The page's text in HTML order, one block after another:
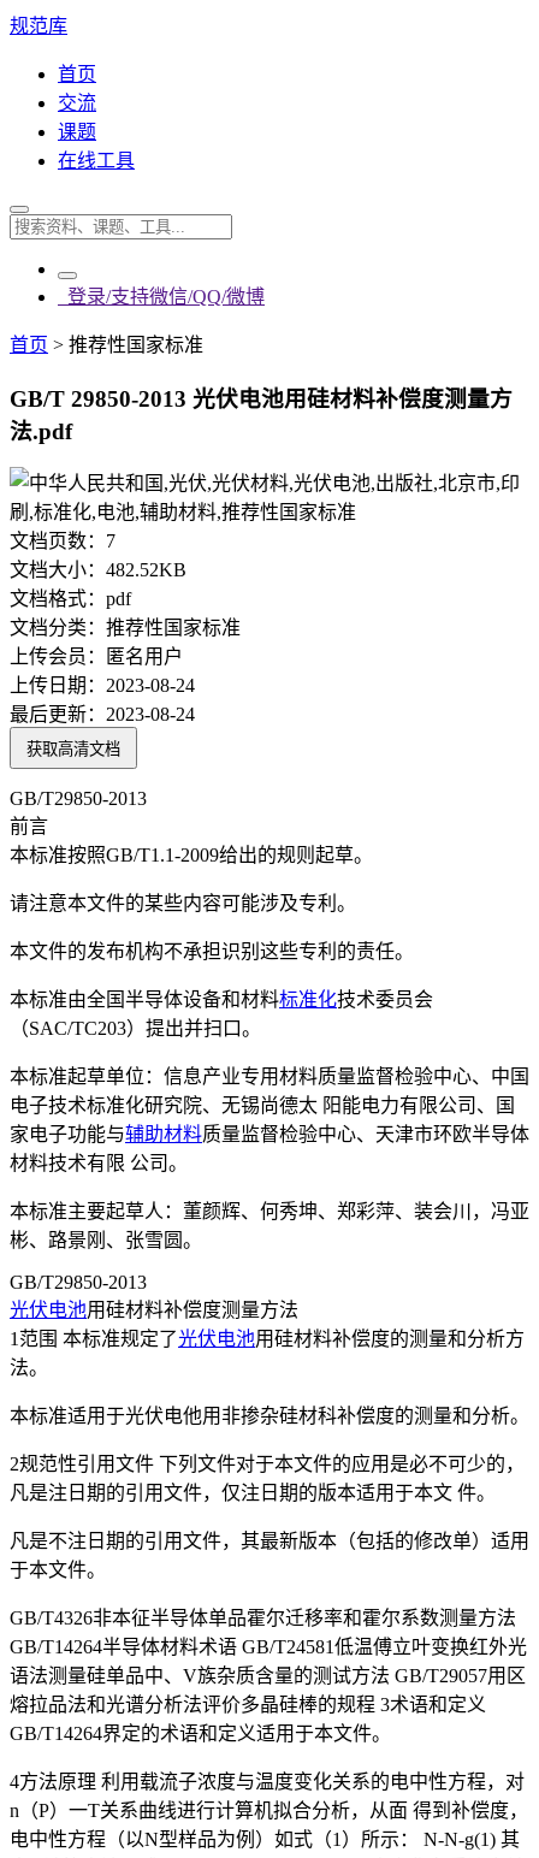
规范库
首页
交流
课题
在线工具
登录/支持微信/QQ/微博
首页 > 推荐性国家标准
GB/T 29850-2013 光伏电池用硅材料补偿度测量方
法.pdf
文档页数： 7
文档大小： 482.52KB
文档格式： pdf
文档分类： 推荐性国家标准
上传会员：
匿名用户
上传日期： 2023-08-24
最后更新： 2023-08-24
获取高清文档
GB/T29850-2013
前言
本标准按照GB/T1.1-2009给出的规则起草。
请注意本文件的某些内容可能涉及专利。
本文件的发布机构不承担识别这些专利的责任。
本标准由全国半导体设备和材料标准化技术委员会
（SAC/TC203）提出并扫口。
本标准起草单位：信息产业专用材料质量监督检验中心、中国
电子技术标准化研究院、无锡尚德太 阳能电力有限公司、国
家电子功能与辅助材料质量监督检验中心、天津市环欧半导体
材料技术有限 公司。
本标准主要起草人：董颜辉、何秀坤、郑彩萍、装会川，冯亚
彬、路景刚、张雪圆。
GB/T29850-2013
光伏电池用硅材料补偿度测量方法
1范围 本标准规定了光伏电池用硅材料补偿度的测量和分析方
法。
本标准适用于光伏电他用非掺杂硅材科补偿度的测量和分析。
2规范性引用文件 下列文件对于本文件的应用是必不可少的，
凡是注日期的引用文件，仅注日期的版本适用于本文 件。
凡是不注日期的引用文件，其最新版本（包括的修改单）适用
于本文件。
GB/T4326非本征半导体单品霍尔迁移率和霍尔系数测量方法
GB/T14264半导体材料术语 GB/T24581低温傅立叶变换红外光
语法测量硅单品中、V族杂质含量的测试方法 GB/T29057用区
熔拉品法和光谱分析法评价多晶硅棒的规程 3术语和定义
GB/T14264界定的术语和定义适用于本文件。
4方法原理 利用载流子浓度与温度变化关系的电中性方程，对
n（P）一T关系曲线进行计算机拟合分析，从面 得到补偿度，
电中性方程（以N型样品为例）如式（1）所示： N-N-g(1) 其